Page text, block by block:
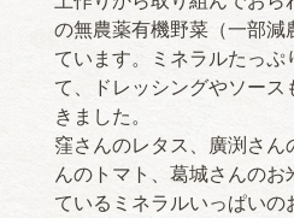
の無農薬有機野菜（一部減
ています。ミネラルたっぷ
て、ドレッシングやソース
きました。
窪さんのレタス、廣渕さん
んのトマト、葛城さんのお
ているミネラルいっぱいの